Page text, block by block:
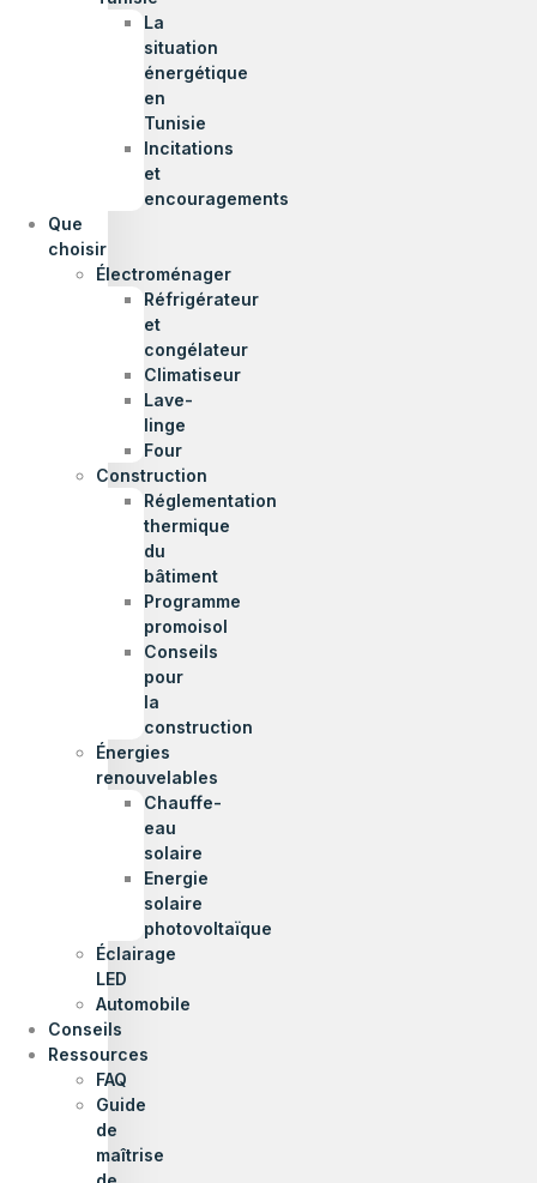
La
situation
énergétique
en
Tunisie
Incitations
et
encouragements
Que
choisir
Électroménager
Réfrigérateur
et
congélateur
Climatiseur
Lave-
linge
Four
Construction
Réglementation
thermique
du
bâtiment
Programme
promoisol
Conseils
pour
la
construction
Énergies
renouvelables
Chauffe-
eau
solaire
Energie
solaire
photovoltaïque
Éclairage
LED
Automobile
Conseils
Ressources
FAQ
Guide
de
maîtrise